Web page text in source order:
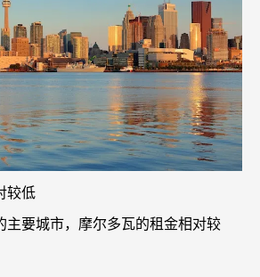
较低
主要城市，摩尔多瓦的租金相对较